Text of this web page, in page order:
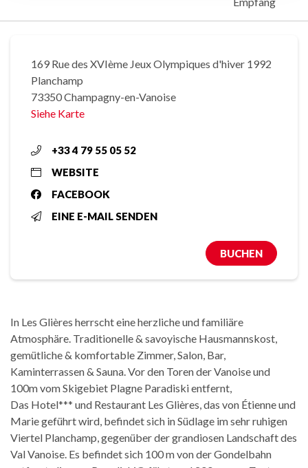
169 Rue des XVIème Jeux Olympiques d'hiver 1992
Planchamp
73350 Champagny-en-Vanoise
Siehe Karte
+33 4 79 55 05 52
WEBSITE
FACEBOOK
EINE E-MAIL SENDEN
BUCHEN
In Les Glières herrscht eine herzliche und familiäre
Atmosphäre. Traditionelle & savoyische Hausmannskost,
gemütliche & komfortable Zimmer, Salon, Bar,
Kaminterrassen & Sauna. Vor den Toren der Vanoise und
100m vom Skigebiet Plagne Paradiski entfernt,
Das Hotel*** und Restaurant Les Glières, das von Étienne und
Marie geführt wird, befindet sich in Südlage im sehr ruhigen
Viertel Planchamp, gegenüber der grandiosen Landschaft des
Val Vanoise. Es befindet sich 100 m von der Gondelbahn